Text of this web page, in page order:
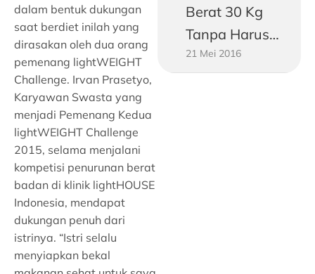
dalam bentuk dukungan
saat berdiet inilah yang
dirasakan oleh dua orang
pemenang lightWEIGHT
Challenge. Irvan Prasetyo,
Karyawan Swasta yang
menjadi Pemenang Kedua
lightWEIGHT Challenge
2015, selama menjalani
kompetisi penurunan berat
badan di klinik lightHOUSE
Indonesia, mendapat
dukungan penuh dari
istrinya. “Istri selalu
menyiapkan bekal
Berat 30 Kg
Tanpa Harus
Jadi Vegetarian
21 Mei 2016